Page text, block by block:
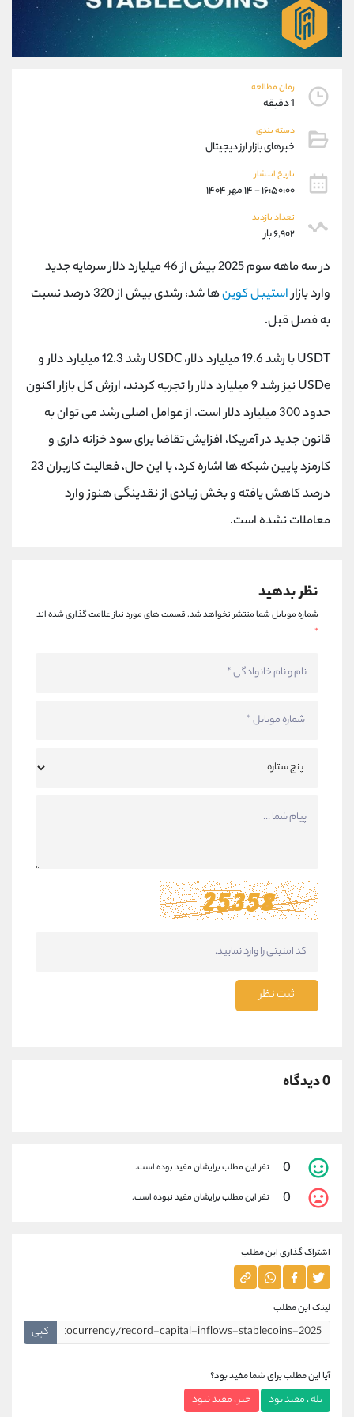
زمان مطالعه
1 دقیقه
دسته بندی
خبرهای بازار ارز دیجیتال
تاریخ انتشار
۱۶:۵۰:۰۰ - ۱۴ مهر ۱۴۰۴
تعداد بازدید
۶,۹۰۲ بار
در سه ماهه سوم 2025 بیش از 46 میلیارد دلار سرمایه جدید
وارد بازاراستیبل کوین
ها شد، رشدی بیش از 320 درصد نسبت
به فصل قبل.
USDT با رشد 19.6 میلیارد دلار، USDC رشد 12.3 میلیارد دلار و
USDe نیز رشد 9 میلیارد دلار را تجربه کردند، ارزش کل بازار اکنون
حدود 300 میلیارد دلار است. از عوامل اصلی رشد می توان به
قانون جدید در آمریکا، افزایش تقاضا برای سود خزانه داری و
کارمزد پایین شبکه ها اشاره کرد، با این حال، فعالیت کاربران 23
درصد کاهش یافته و بخش زیادی از نقدینگی هنوز وارد
معاملات نشده است.
نظر بدهید
شماره موبایل شما منتشر نخواهد شد.قسمت های مورد نیاز علامت گذاری شده اند
*
ثبت نظر
0 دیدگاه
0 نفر این مطلب برایشان مفید بوده است.
0 نفر این مطلب برایشان مفید نبوده است.
اشتراک گذاری این مطلب
لینک این مطلب
کپی
آیا این مطلب برای شما مفید بود؟
بله ، مفید بود خیر ، مفید نبود
09927779040
واتساپ شروع گفتگو
تلگرام
پشتیبان فروش
موبایل
واتساپ
تلگرام
داخلی
اطلاعات تماس
021-22021030
بدون پیش شماره 90001030
اینستاگرام
کانال بله @alirezamehrabi_official